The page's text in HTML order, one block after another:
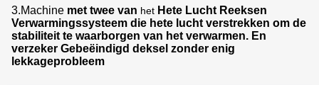
3.Machine met twee van het Hete Lucht Reeksen
Verwarmingssysteem die hete lucht verstrekken om de
stabiliteit te waarborgen van het verwarmen. En
verzeker Gebeëindigd deksel zonder enig
lekkageprobleem